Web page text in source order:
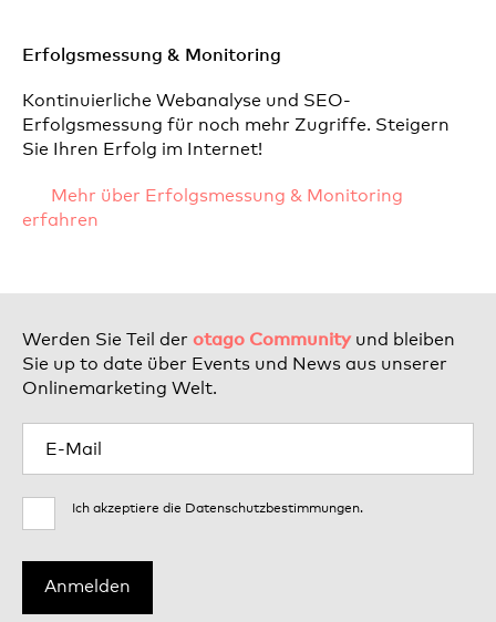
Erfolgsmessung & Monitoring
Kontinuierliche Webanalyse und SEO-
Erfolgsmessung für noch mehr Zugriffe. Steigern
Sie Ihren Erfolg im Internet!
Mehr über Erfolgsmessung & Monitoring
erfahren
Werden Sie Teil der otago Communityund bleiben
Sie up to date über Events und News aus unserer
Onlinemarketing Welt.
Ich akzeptiere die Datenschutzbestimmungen.